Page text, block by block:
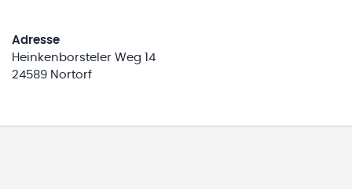
Adresse
Heinkenborsteler Weg 14
24589 Nortorf